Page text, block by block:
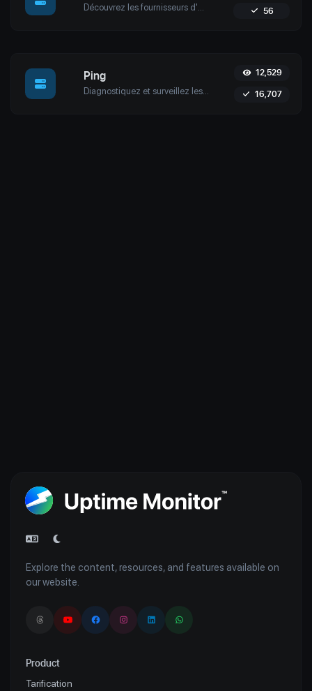
Découvrez les fournisseurs d'hébergement et les détails du serveur de n'importe quel site web avec l'outil de vérification d'hébergement de site de Uptime4. Effectuez une analyse concurrentielle, résolvez des problèmes, et plus encore. 56
Ping 12,529
16,707
Explore the content, resources, and features available on
our website.
Product
Tarification